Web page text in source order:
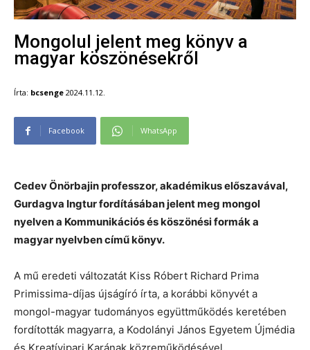
Mongolul jelent meg könyv a
magyar köszönésekről
Írta: bcsenge 2024.11.12.
Facebook WhatsApp
Cedev Önörbajin professzor, akadémikus előszavával,
Gurdagva Ingtur fordításában jelent meg mongol
nyelven a Kommunikációs és köszönési formák a
magyar nyelvben című könyv.
A mű eredeti változatát Kiss Róbert Richard Prima
Primissima-díjas újságíró írta, a korábbi könyvét a
mongol-magyar tudományos együttműködés keretében
fordították magyarra, a Kodolányi János Egyetem Újmédia